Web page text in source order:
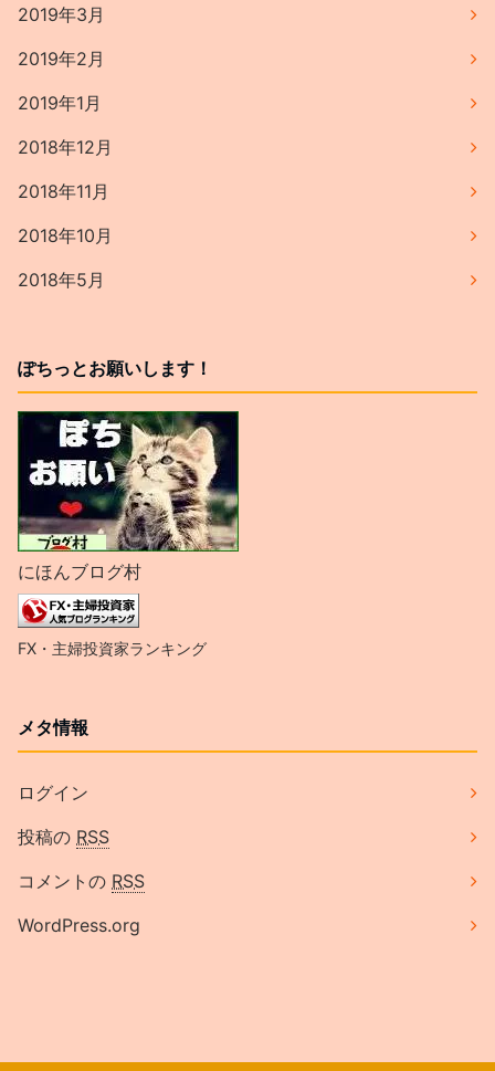
2019年3月
2019年2月
2019年1月
2018年12月
2018年11月
2018年10月
2018年5月
ぽちっとお願いします！
にほんブログ村
FX・主婦投資家ランキング
メタ情報
ログイン
投稿の RSS
コメントの RSS
WordPress.org